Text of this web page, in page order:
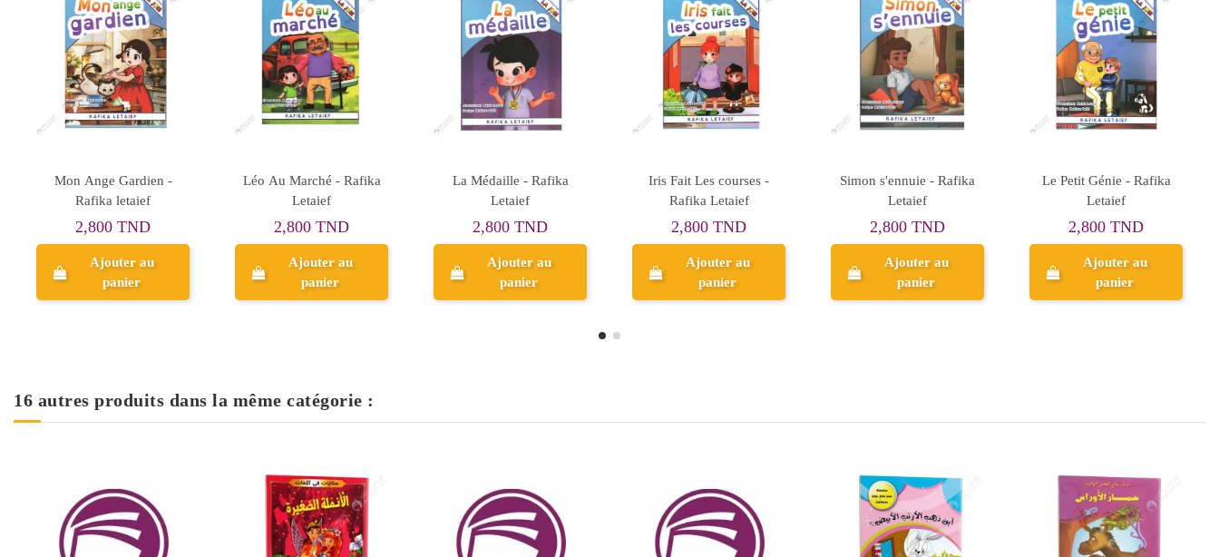
La Médaille - Rafika
Letaief
2,800 TND
Ajouter au
panier
Iris Fait Les courses -
Rafika Letaief
2,800 TND
Ajouter au
panier
Simon s'ennuie - Rafika
Letaief
2,800 TND
Ajouter au
panier
Le Petit Génie - Rafika
Letaief
2,800 TND
Ajouter au
panier
J'aime l'école - Rafika
Letaief
2,800 TND
Ajouter au
panier
Une Belle Surprise -
Rafika Letaief
2,800 TND
Ajouter au
panier
16 autres produits dans la même catégorie :